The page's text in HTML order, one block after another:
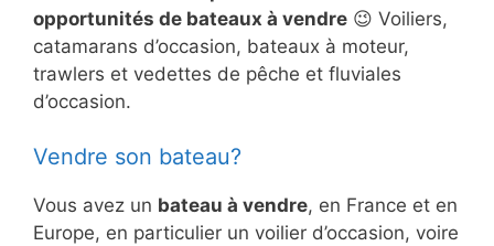
opportunités de bateaux à vendre 😉 Voiliers,
catamarans d’occasion, bateaux à moteur,
trawlers et vedettes de pêche et fluviales
d’occasion.
Vendre son bateau?
Vous avez un bateau à vendre, en France et en
Europe, en particulier un voilier d’occasion, voire